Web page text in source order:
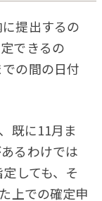
提出するの
できるの
の間の日付
既に11月ま
るわけでは
しても、そ
上での確定申